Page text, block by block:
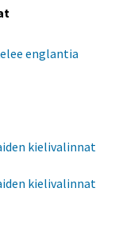
englantia
kielivalinnat
kielivalinnat